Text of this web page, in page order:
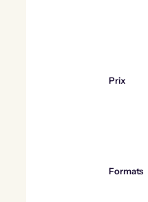
Prix
Formats